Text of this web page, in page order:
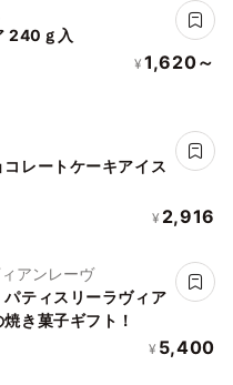
240ｇ入
¥ 1,620～
コレートケーキアイス
¥ 2,916
アンレーヴ
パティスリーラヴィア
き菓子ギフト！
¥ 5,400